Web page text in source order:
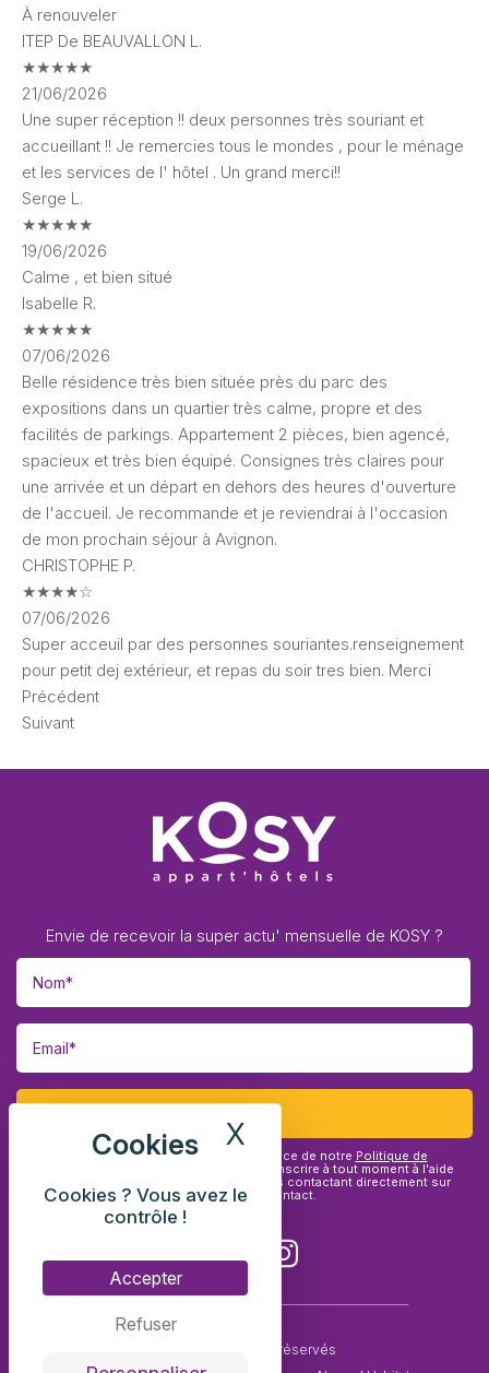
Cookies ? Vous avez le
contrôle !
Accepter
Refuser
X Masquer le
À renouveler
ITEP De BEAUVALLON L.
★★★★★
21/06/2026
Une super réception !! deux personnes très souriant et
accueillant !! Je remercies tous le mondes , pour le ménage
et les services de l' hôtel . Un grand merci!!
Serge L.
★★★★★
19/06/2026
Calme , et bien situé
Isabelle R.
★★★★★
07/06/2026
Belle résidence très bien située près du parc des
expositions dans un quartier très calme, propre et des
facilités de parkings. Appartement 2 pièces, bien agencé,
spacieux et très bien équipé. Consignes très claires pour
une arrivée et un départ en dehors des heures d'ouverture
de l'accueil. Je recommande et je reviendrai à l'occasion
de mon prochain séjour à Avignon.
CHRISTOPHE P.
★★★★☆
07/06/2026
Super acceuil par des personnes souriantes.renseignement
pour petit dej extérieur, et repas du soir tres bien. Merci
Précédent
Suivant
Envie de recevoir la super actu' mensuelle de KOSY ?
Vous affirmez avoir pris connaissance de notre Politique de
. Vous pouvez vous désinscrire à tout moment à l'aide
des liens de désinscription ou en nous contactant directement sur
notre page de contact.
© 2026 Tous droits réservés